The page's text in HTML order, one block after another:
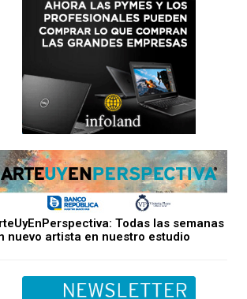
Todas las semanas
nuevo artista en nuestro estudio